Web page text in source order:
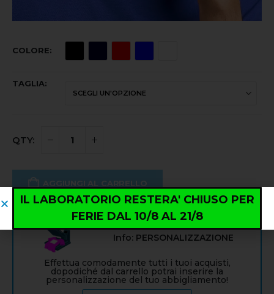
COLORE
TAGLIA
AGGIUNGI AL CARRELLO
Info: PERSONALIZZAZIONE
Effettua comodamente tutti i tuoi acquisti,
dopodiché dal carrello potrai inserire la
personalizzazione del tuo abbigliamento!
IL LABORATORIO RESTERA' CHIUSO PER
FERIE DAL 10/8 AL 21/8